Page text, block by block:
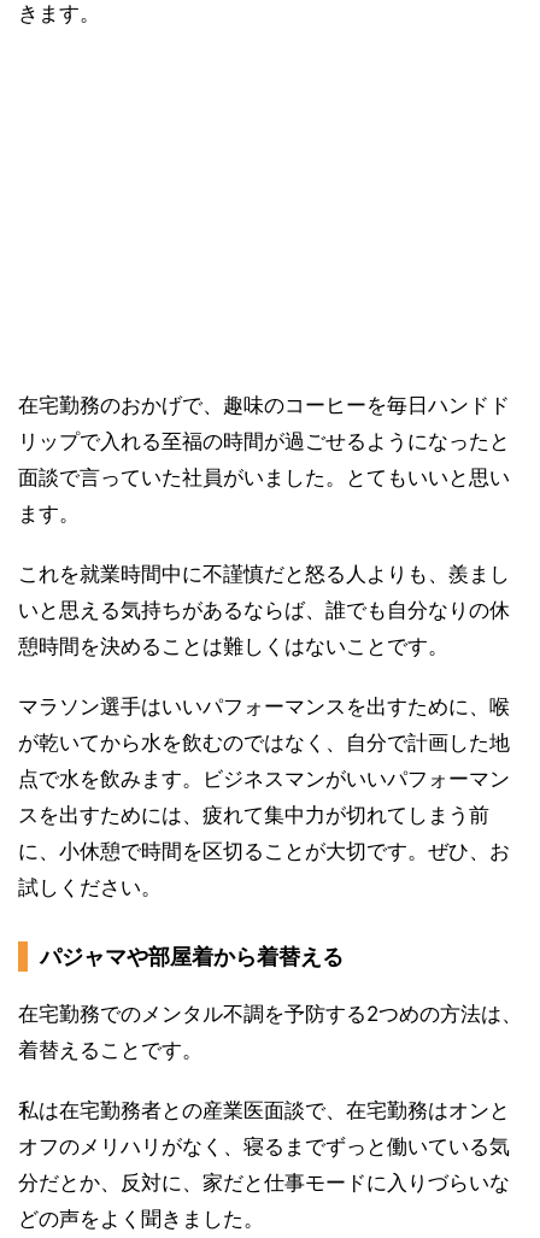
きます。
在宅勤務のおかげで、趣味のコーヒーを毎日ハンドド
リップで入れる至福の時間が過ごせるようになったと
面談で言っていた社員がいました。とてもいいと思い
ます。
これを就業時間中に不謹慎だと怒る人よりも、羨まし
いと思える気持ちがあるならば、誰でも自分なりの休
憩時間を決めることは難しくはないことです。
マラソン選手はいいパフォーマンスを出すために、喉
が乾いてから水を飲むのではなく、自分で計画した地
点で水を飲みます。ビジネスマンがいいパフォーマン
スを出すためには、疲れて集中力が切れてしまう前
に、小休憩で時間を区切ることが大切です。ぜひ、お
試しください。
パジャマや部屋着から着替える
在宅勤務でのメンタル不調を予防する2つめの方法は、
着替えることです。
私は在宅勤務者との産業医面談で、在宅勤務はオンと
オフのメリハリがなく、寝るまでずっと働いている気
分だとか、反対に、家だと仕事モードに入りづらいな
どの声をよく聞きました。